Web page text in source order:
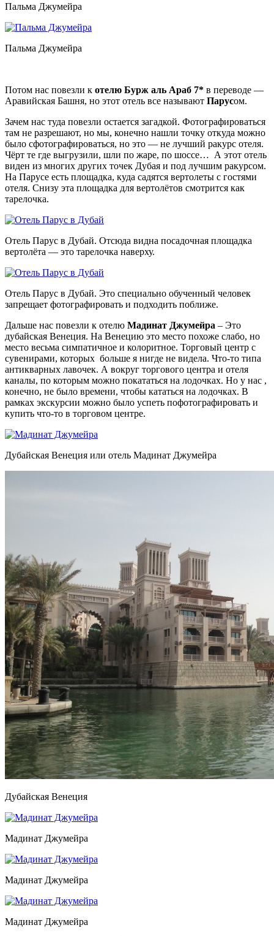
Пальма Джумейра
Пальма Джумейра
Потом нас повезли к отелю Бурж аль Араб 7* в переводе —
Аравийская Башня, но этот отель все называют Парусом.
Зачем нас туда повезли остается загадкой. Фотографироваться
там не разрешают, но мы, конечно нашли точку откуда можно
было сфотографироваться, но это — не лучший ракурс отеля.
Чёрт те где выгрузили, шли по жаре, по шоссе… А этот отель
виден из многих других точек Дубая и под лучшим ракурсом.
На Парусе есть площадка, куда садятся вертолеты с гостями
отеля. Снизу эта площадка для вертолётов смотрится как
тарелочка.
Отель Парус в Дубай. Отсюда видна посадочная площадка
вертолёта — это тарелочка наверху.
Отель Парус в Дубай. Это специально обученный человек
запрещает фотографировать и подходить поближе.
Дальше нас повезли к отелю Мадинат Джумейра – Это
дубайская Венеция. На Венецию это место похоже слабо, но
место весьма симпатичное и колоритное. Торговый центр с
сувенирами, которых больше я нигде не видела. Что-то типа
антикварных лавочек. А вокруг торгового центра и отеля
каналы, по которым можно покататься на лодочках. Но у нас ,
конечно, не было времени, чтобы кататься на лодочках. В
рамках экскурсии можно было успеть пофотографировать и
купить что-то в торговом центре.
Дубайская Венеция или отель Мадинат Джумейра
Дубайская Венеция
Мадинат Джумейра
Мадинат Джумейра
Мадинат Джумейра